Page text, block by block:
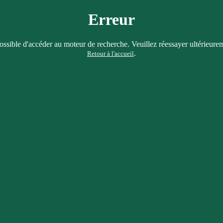
Erreur
d'accéder au moteur de recherche. Veuillez réessayer
Retour à l'accueil.